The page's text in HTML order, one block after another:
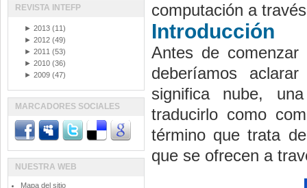
computación a
Introducción
Antes de
deberíamos
significa nube,
traducirlo como
término que trata
que se ofrecen a
REVISTA INTEFP
► 2013 (11)
► 2012 (49)
► 2011 (53)
► 2010 (36)
► 2009 (47)
MARCADORES SOCIALES
NUESTRA WEB
Mapa del sitio